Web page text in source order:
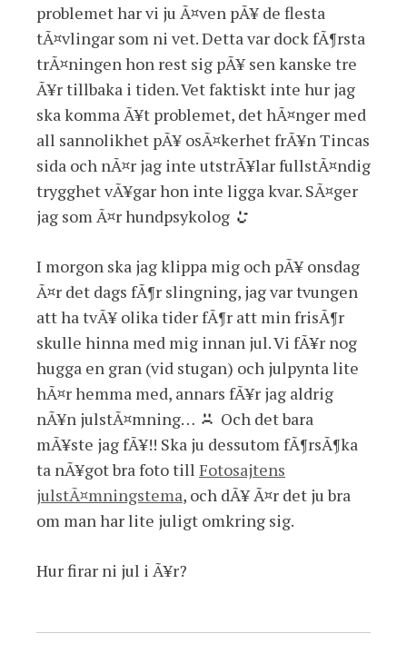
problemet har vi ju Ã¤ven pÃ¥ de flesta
tÃ¤vlingar som ni vet. Detta var dock fÃ¶rsta
trÃ¤ningen hon rest sig pÃ¥ sen kanske tre
Ã¥r tillbaka i tiden. Vet faktiskt inte hur jag
ska komma Ã¥t problemet, det hÃ¤nger med
all sannolikhet pÃ¥ osÃ¤kerhet frÃ¥n Tincas
sida och nÃ¤r jag inte utstrÃ¥lar fullstÃ¤ndig
trygghet vÃ¥gar hon inte ligga kvar. SÃ¤ger
jag som Ã¤r hundpsykolog
I morgon ska jag klippa mig och pÃ¥ onsdag
Ã¤r det dags fÃ¶r slingning, jag var tvungen
att ha tvÃ¥ olika tider fÃ¶r att min frisÃ¶r
skulle hinna med mig innan jul. Vi fÃ¥r nog
hugga en gran (vid stugan) och julpynta lite
hÃ¤r hemma med, annars fÃ¥r jag aldrig
nÃ¥n julstÃ¤mning…
Och det bara
mÃ¥ste jag fÃ¥!! Ska ju dessutom fÃ¶rsÃ¶ka
ta nÃ¥got bra foto till Fotosajtens
julstÃ¤mningstema, och dÃ¥ Ã¤r det ju bra
om man har lite juligt omkring sig.
Hur firar ni jul i Ã¥r?